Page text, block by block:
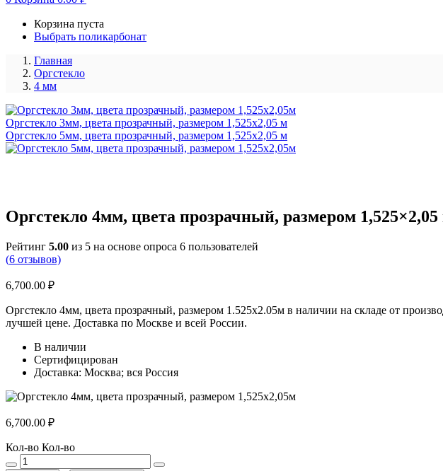
Корзина пуста
Выбрать поликарбонат
Главная
Оргстекло
4 мм
Оргстекло 3мм, цвета прозрачный, размером 1,525x2,05 м
Оргстекло 5мм, цвета прозрачный, размером 1,525x2,05 м
Оргстекло 4мм, цвета прозрачный, размером
Рейтинг 5.00 из 5 на основе опроса 6 пользователей
(6 отзывов)
6,700.00 ₽
Оргстекло 4мм, цвета прозрачный, размером 1.525х2.05м в наличии на складе от
лучшей цене. Доставка по Москве и всей России.
В наличии
Сертифицирован
Доставка: Москва; вся Россия
6,700.00 ₽
Кол-во Кол-во